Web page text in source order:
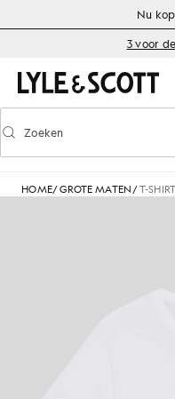
Ga naar de hoofdinhoud
Informatie over Nu
3 voor
Voorspellend zoeken in-
Zoeken
HOME/GROTE MATEN/T-